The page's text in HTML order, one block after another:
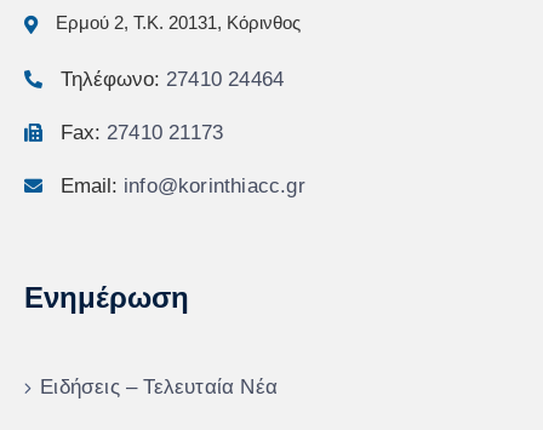
Ερμού 2, Τ.Κ. 20131, Κόρινθος
Τηλέφωνο: 27410 24464
Fax: 27410 21173
Email: info@korinthiacc.gr
Ενημέρωση
Ειδήσεις – Τελευταία Νέα